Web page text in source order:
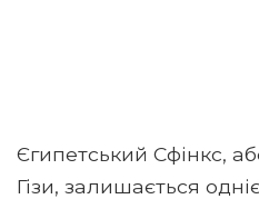
Єгипетський Сфінкс,
Гізи, залишається